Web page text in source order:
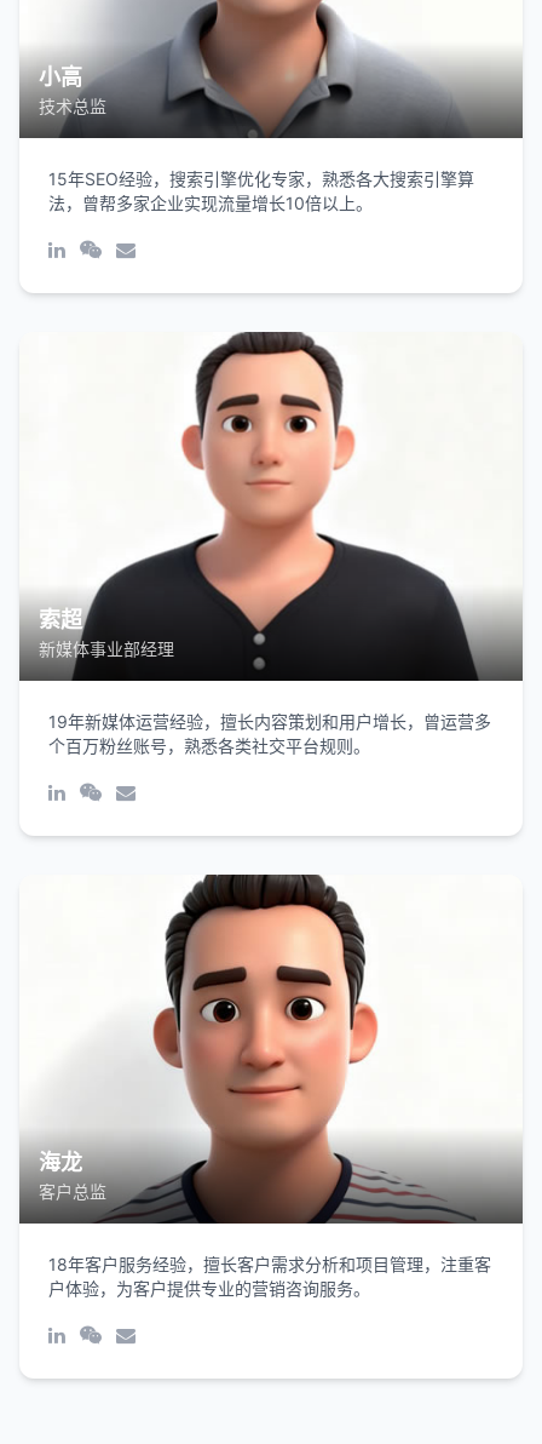
小高
技术总监
15年SEO经验，搜索引擎优化专家，熟悉各大搜索引擎算
法，曾帮多家企业实现流量增长10倍以上。
索超
新媒体事业部经理
19年新媒体运营经验，擅长内容策划和用户增长，曾运营多
个百万粉丝账号，熟悉各类社交平台规则。
海龙
客户总监
18年客户服务经验，擅长客户需求分析和项目管理，注重客
户体验，为客户提供专业的营销咨询服务。